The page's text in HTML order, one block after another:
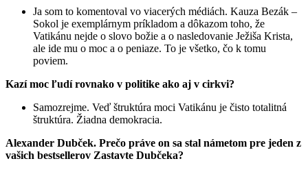
Ja som to komentoval vo viacerých médiách. Kauza Bezák –
Sokol je exemplárnym príkladom a dôkazom toho, že
Vatikánu nejde o slovo božie a o nasledovanie Ježiša Krista,
ale ide mu o moc a o peniaze. To je všetko, čo k tomu
poviem.
Kazí moc ľudí rovnako v politike ako aj v cirkvi?
Samozrejme. Veď štruktúra moci Vatikánu je čisto totalitná
štruktúra. Žiadna demokracia.
Alexander Dubček. Prečo práve on sa stal námetom pre jeden z
vašich bestsellerov Zastavte Dubčeka?